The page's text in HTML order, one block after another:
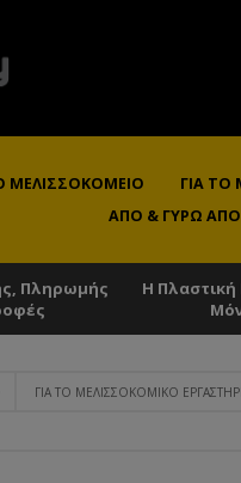
ΜΕΛΙΣΣΟΚΟΜΕΊΟ ΓΙΑ ΤΟ
ΑΠΌ & ΓΎΡΩ
Πληρωμής
Η Πλαστική
ΓΙΑ ΤΟ ΜΕΛΙΣΣΟΚΟΜΙΚΌ